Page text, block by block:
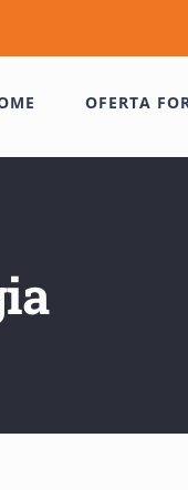
OFERTA